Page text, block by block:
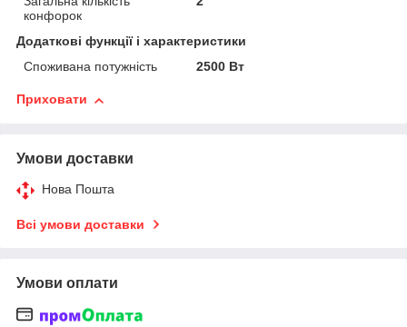
конфорок
Додаткові функції і характеристики
Споживана потужність
2500 Вт
Приховати
Умови доставки
Нова Пошта
Всі умови доставки
Умови оплати